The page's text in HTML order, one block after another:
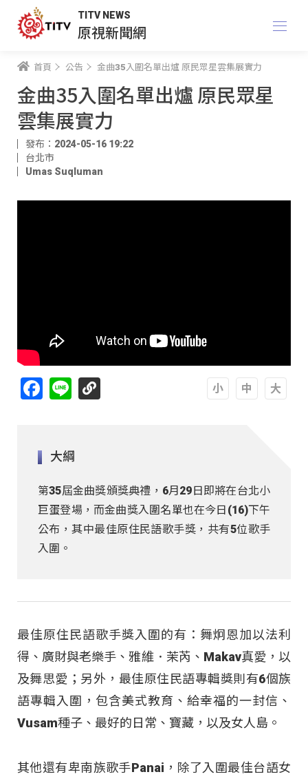
TITV NEWS
原視新聞網
首頁 公告 金曲35入圍名單出爐 原民眾星雲集展實力
金曲35入圍名單出爐 原民眾星
雲集展實力
發布：2024-05-16 19:22
台北市
Umas Suqluman
Facebook
Line
大綱
第35屆金曲獎頒獎典禮，6月29日即將在台北小
巨蛋登場，而金曲獎入圍名單也在今日(16)下午
公布，其中最佳原住民語歌手獎，共有5位歌手
入圍。
最佳原住民語歌手獎入圍的有：舞炯恩加以法利
得、廣財與老樂手、雅維．茉芮、Makav真愛，以
及舞思愛；另外，最佳原住民語專輯獎則有6個族
語專輯入圍，包含美式教育、給幸福的一封信、
Vusam種子、最好的日常、寶藏，以及女人島。
其他還有卑南族歌手Panai，除了入圍最佳台語女